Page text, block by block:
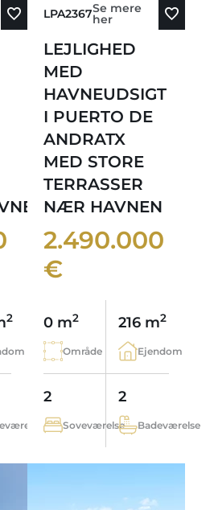
2
LPA2367Se mere
her
LEJLIGHED
MED
HAVNEUDSIGT
I PUERTO DE
ANDRATX
MED STORE
TERRASSER
NÆR HAVNEN
2.490.000
€
0 m2
Område
216 m2
Ejendom
2
Soveværelse
2
Badeværelse